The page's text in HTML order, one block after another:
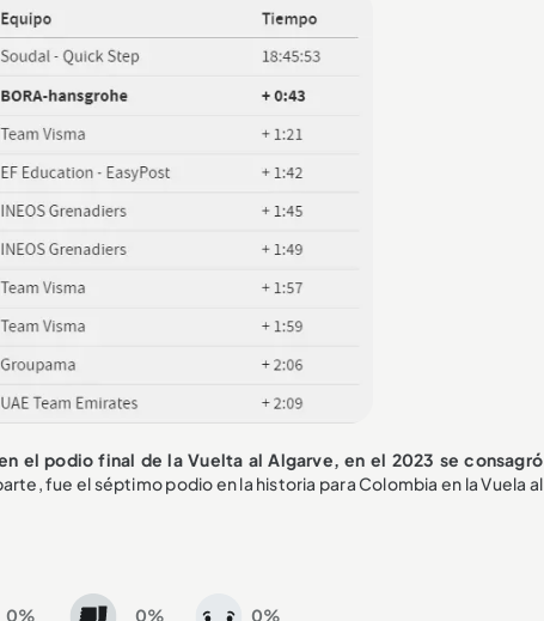
el podio final de la Vuelta al Algarve, en el 2023 se consagró
fue el séptimo podio en la historia para Colombia en la Vuela al
0% 0% 0%